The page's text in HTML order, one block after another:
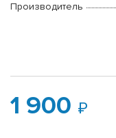
Производитель
1 900